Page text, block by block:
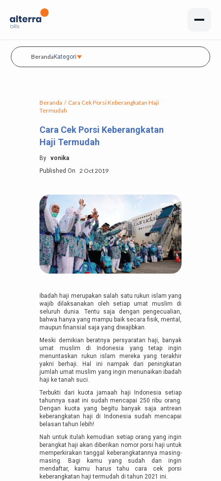
BerandaKategori
Beranda / Cara Cek Porsi Keberangkatan Haji
Termudah
Cara Cek Porsi Keberangkatan
Haji Termudah
By vonika
Published On
2 Oct 2019
Ibadah haji merupakan salah satu rukun islam yang
wajib dilaksanakan oleh setiap umat muslim di
seluruh dunia. Tentu saja dengan pengecualian,
bahwa hanya yang mampu baik secara fisik, mental,
maupun finansial saja yang diwajibkan.
Meski demikian beratnya persyaratan haji, banyak
umat muslim di Indonesia yang tetap ingin
menuntaskan rukun islam mereka yang terakhir
yakni berhaji. Hal ini nampak dari peningkatan
jumlah umat muslim yang ingin menunaikan ibadah
haji ke tanah suci.
Terbukti dari kuota jamaah haji Indonesia setiap
tahunnya saat ini sudah mencapai 250 ribu orang.
Dengan kuota yang begitu banyak saja antrean
keberangkatan haji di Indonesia sudah mencapai
belasan tahun lebih!
Nah untuk itulah kemudian setiap orang yang ingin
berangkat haji akan diberikan nomor porsi haji untuk
memperkirakan tanggal keberangkatannya masing-
masing. Bagi kamu yang sudah dan ingin
mendaftar, kamu harus tahu cara cek porsi
keberangkatan haji termudah di tahun 2021 ini.